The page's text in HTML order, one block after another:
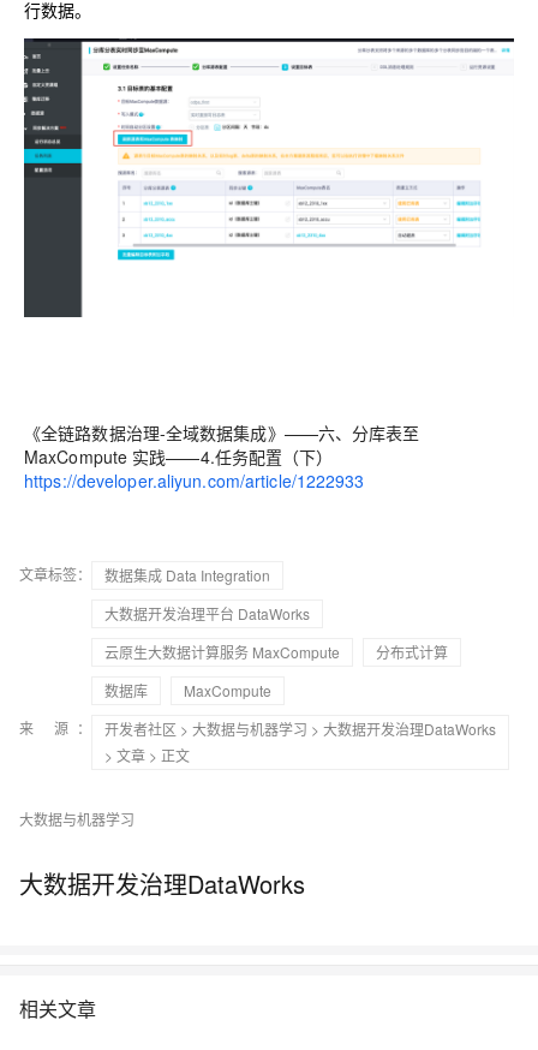
行数据。
《全链路数据治理-全域数据集成》——六、分库表至
MaxCompute 实践——4.任务配置（下）
https://developer.aliyun.com/article/1222933
文章标签：
数据集成 Data Integration
大数据开发治理平台 DataWorks
云原生大数据计算服务 MaxCompute
分布式计算
数据库
MaxCompute
来 源：
开发者社区 > 大数据与机器学习 > 大数据开发治理DataWorks
> 文章 > 正文
大数据与机器学习
大数据开发治理DataWorks
相关文章